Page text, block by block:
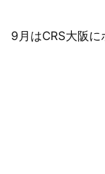
9月はCRS大阪に